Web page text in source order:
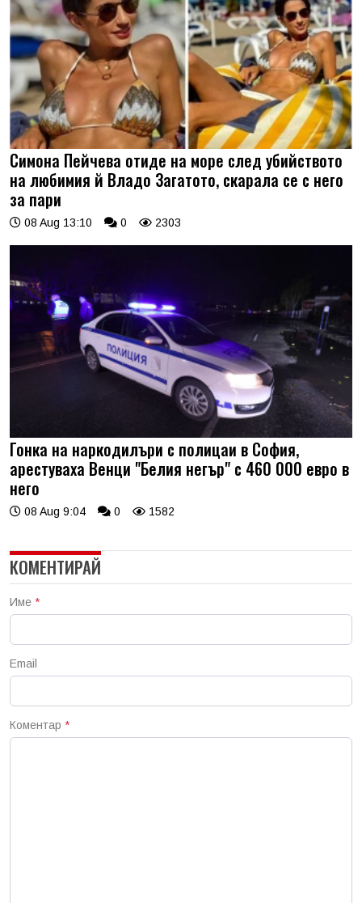
Симона Пейчева отиде на море след убийството
на любимия й Владо Загатото, скарала се с него
за пари
08 Aug 13:10 0 2303
Гонка на наркодилъри с полицаи в София,
арестуваха Венци "Белия негър" с 460 000 евро в
него
08 Aug 9:04 0 1582
КОМЕНТИРАЙ
Име *
Email
Коментар *